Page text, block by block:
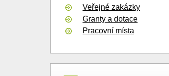
Veřejné zakázky
Granty a dotace
Pracovní místa